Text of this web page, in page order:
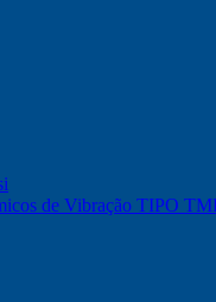
de Vibração TIPO